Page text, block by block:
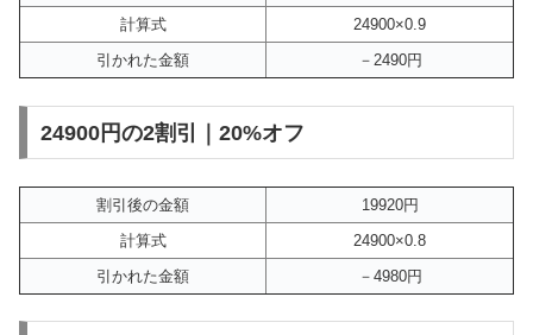
計算式
24900×0.9
引かれた金額
－2490円
24900円の2割引｜20%オフ
割引後の金額
19920円
計算式
24900×0.8
引かれた金額
－4980円